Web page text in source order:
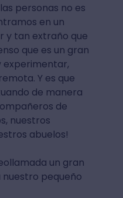
personas no es
en un
y tan extraño que
que es un gran
Y es que
de manera
de
nuestros
abuelos!
un gran
pequeño